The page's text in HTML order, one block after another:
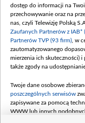
dostęp do informacji na
przechowywanie oraz na
nas, czyli Telewizję Polską
Zaufanych Partnerów z IAB*
Partnerów TVP (93 firm) , w
zautomatyzowanego
mierzenia ich skuteczności) i
także zgody na
Twoje dane osobowe
poszczególnych serwisów
zapisywane za pomocą
WWW lub innych